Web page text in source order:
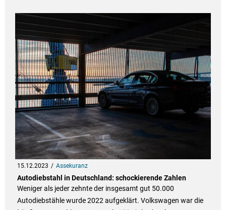
15.12.2023 Assekuranz
Autodiebstahl in Deutschland: schockierende Zahlen
Weniger als jeder zehnte der insgesamt gut 50.000
Autodiebstähle wurde 2022 aufgeklärt. Volkswagen war die